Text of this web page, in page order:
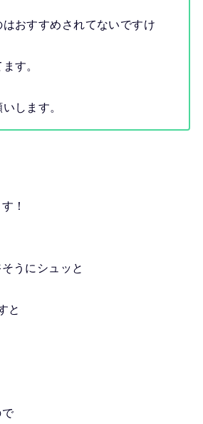
おすすめされてないですけ
す。
します。
！
うにシュッと
と